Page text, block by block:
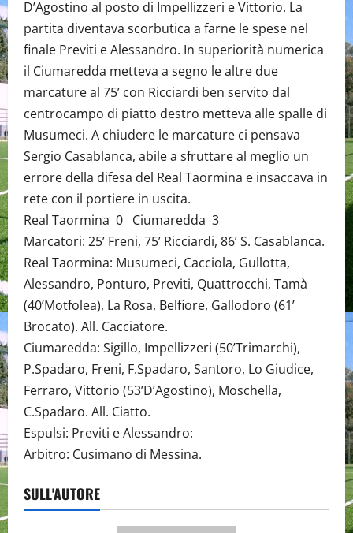
D’Agostino al posto di Impellizzeri e Vittorio. La
partita diventava scorbutica a farne le spese nel
finale Previti e Alessandro. In superiorità numerica
il Ciumaredda metteva a segno le altre due
marcature al 75’ con Ricciardi ben servito dal
centrocampo di piatto destro metteva alle spalle di
Musumeci. A chiudere le marcature ci pensava
Sergio Casablanca, abile a sfruttare al meglio un
errore della difesa del Real Taormina e insaccava in
rete con il portiere in uscita.
Real Taormina 0 Ciumaredda 3
Marcatori: 25’ Freni, 75’ Ricciardi, 86’ S. Casablanca.
Real Taormina: Musumeci, Cacciola, Gullotta,
Alessandro, Ponturo, Previti, Quattrocchi, Tamà
(40’Motfolea), La Rosa, Belfiore, Gallodoro (61’
Brocato). All. Cacciatore.
Ciumaredda: Sigillo, Impellizzeri (50’Trimarchi),
P.Spadaro, Freni, F.Spadaro, Santoro, Lo Giudice,
Ferraro, Vittorio (53’D’Agostino), Moschella,
C.Spadaro. All. Ciatto.
Espulsi: Previti e Alessandro:
Arbitro: Cusimano di Messina.
SULL'AUTORE